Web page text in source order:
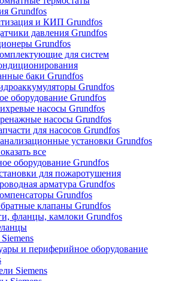
Grundfos
и КИП Grundfos
давления Grundfos
Grundfos
для систем
баки Grundfos
Grundfos
оборудование Grundfos
насосы Grundfos
насосы Grundfos
для насосов Grundfos
установки Grundfos
все
оборудование Grundfos
для пожаротушения
арматура Grundfos
Grundfos
клапаны Grundfos
фланцы, камлоки Grundfos
и периферийное оборудование
Siemens